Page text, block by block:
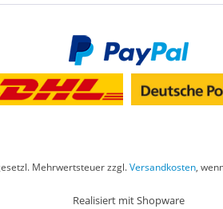
Mehrwertsteuer zzgl.Versandkosten,
Realisiert mit Shopware